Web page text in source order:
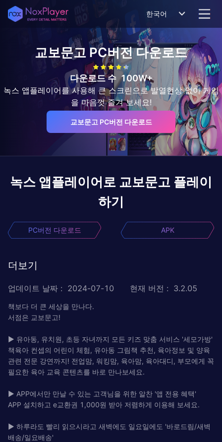
한국어
교보문고 PC버전 다운로드
다운로드 수 100W+
녹스 앱플레이어를 사용해 큰 스크린으로 발열현상 없이 게임
을 마음껏 즐겨 보세요!
교보문고 PC버전 다운로드
녹스 앱플레이어로 교보문고 플레이
하기
PC버전 다운로드 APK
더보기
업데이트 날짜 : 2024-07-10 현재 버전 : 3.2.05
책보다 더 큰 세상을 만나다.
서점은 교보문고!
▶ 유아동, 유치원, 초등 자녀까지 모든 키즈 맞춤 서비스 '세모가방'
책육아 컨셉의 어린이 체험, 유아동 그림책 추천, 육아정보 및 양육
관련 전문 강연까지! 전업맘, 워킹맘, 육아맘, 육아대디, 부모에게 꼭
필요한 육아 교육 콘텐츠를 바로 만나보세요.
▶ APP에서만 만날 수 있는 고객님을 위한 알찬 '앱 전용 혜택'
APP 설치하고 e교환권 1,000원 받아 저렴하게 이용해 보세요.
▶ 하루라도 빨리 읽으시라고 새벽에도 일요일에도 '바로드림/새벽
배송/일요배송'